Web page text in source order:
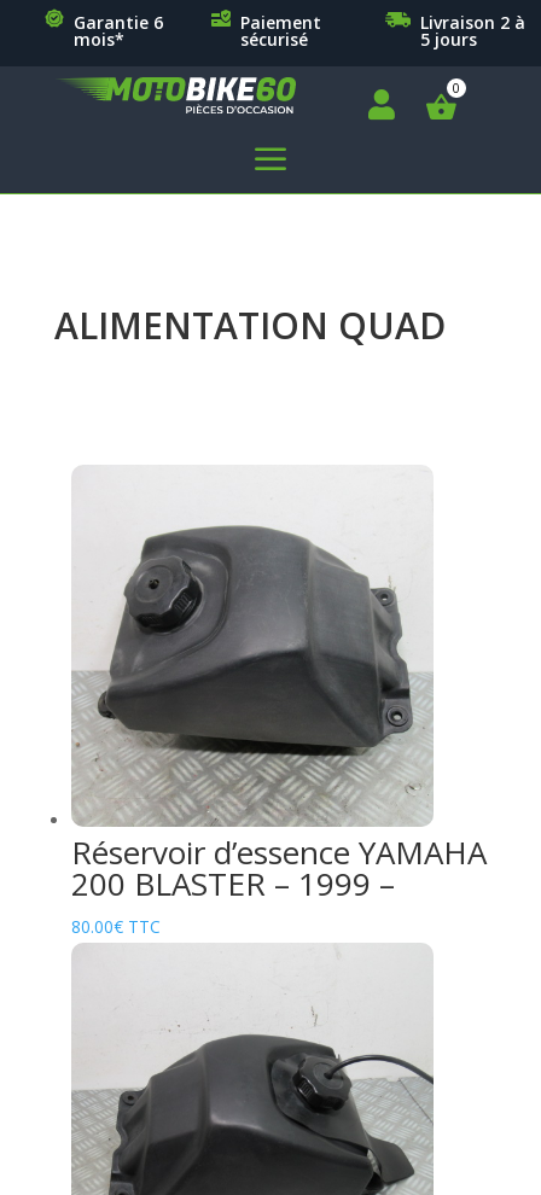
Garantie 6
mois*
Paiement
sécurisé
Livraison 2 à
5 jours

a
ALIMENTATION QUAD
Réservoir d’essence YAMAHA
200 BLASTER – 1999 –
80.00€ TTC